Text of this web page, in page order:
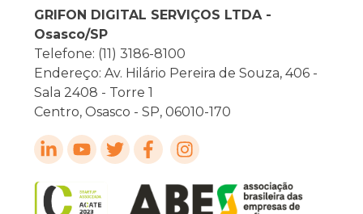
GRIFON DIGITAL SERVIÇOS LTDA -
Osasco/SP
Telefone: (11) 3186-8100
Endereço: Av. Hilário Pereira de Souza, 406 -
Sala 2408 - Torre 1
Centro, Osasco - SP, 06010-170